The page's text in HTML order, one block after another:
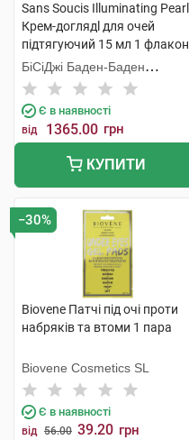
Sans Soucis Illuminating Pearl
Крем-доглядl для очей
підтягуючий 15 мл 1 флакон
БіСіДжі Баден-Баден
Косметікс Груп Гмбх
Є в наявності
від 1365.00 грн
КУПИТИ
−30%
Biovene Патчі під очі проти
набряків та втоми 1 пара
Biovene Cosmetics SL
Є в наявності
від 56.00 39.20 грн